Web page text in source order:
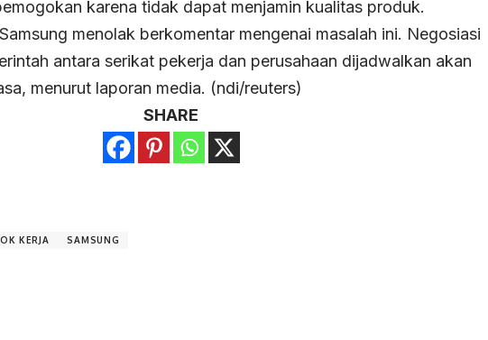
karena tidak dapat menjamin kualitas produk.
menolak berkomentar mengenai masalah ini. Negosiasi
antara serikat pekerja dan perusahaan dijadwalkan akan
menurut laporan media. (ndi/reuters)
SHARE
KERJA SAMSUNG